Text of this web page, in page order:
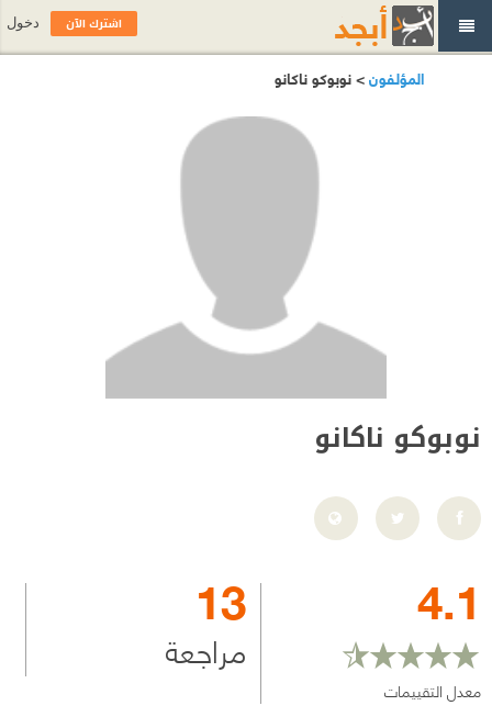
المؤلفون> نوبوكو ناكانو
نوبوكو ناكانو
4.1
معدل التقييمات
13
مراجعة
اشترك الآن دخول